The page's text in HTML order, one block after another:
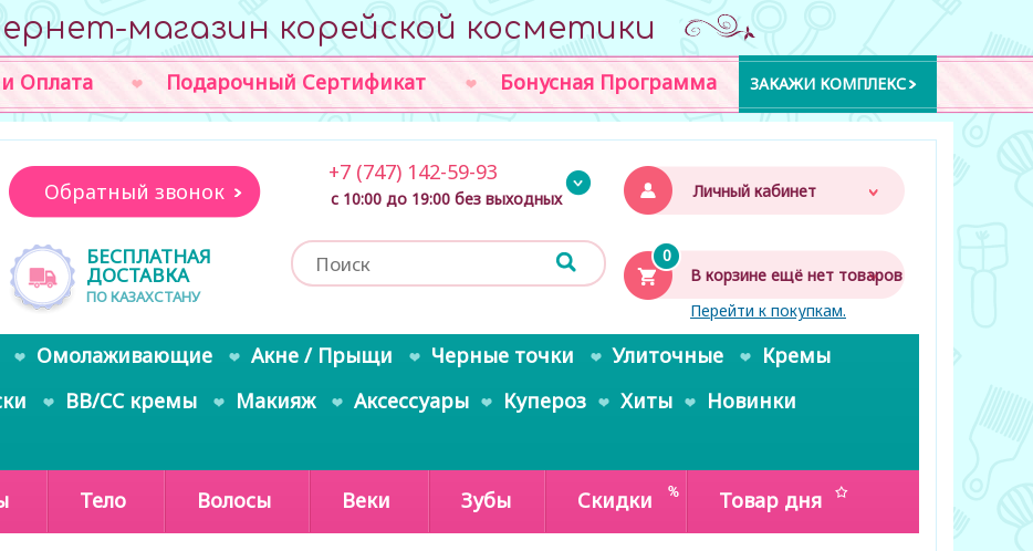
магазин корейской косметики
Оплата Подарочный Сертификат Бонусная Программа ЗАКАЖИ КОМПЛЕКС
Личный кабинет
0
В корзине ещё нет товаров
Перейти к покупкам.
Обратный звонок
БЕСПЛАТНАЯ
ДОСТАВКА
ПО КАЗАХСТАНУ
+7 (747) 142-59-93
с 10:00 до 19:00 без выходных
Омолаживающие Акне / Прыщи Черные точки Улиточные
Кремы
BB/CC кремы Макияж Аксессуары Купероз Хиты
Новинки
Тело Волосы Веки Зубы Скидки Товар дня